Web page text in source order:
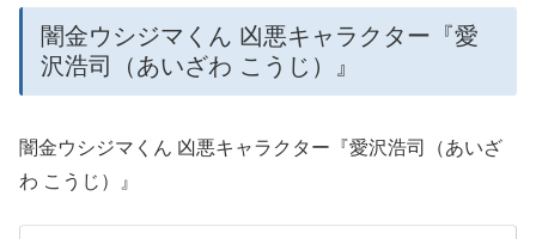
闇金ウシジマくん 凶悪キャラクター『愛
沢浩司（あいざわ こうじ）』
闇金ウシジマくん 凶悪キャラクター『愛沢浩司（あいざ
わ こうじ）』